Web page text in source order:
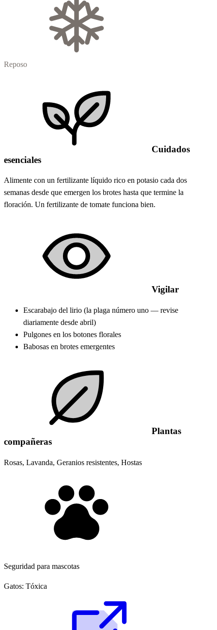
Reposo
Cuidados
esenciales
Alimente con un fertilizante líquido rico en potasio cada dos
semanas desde que emergen los brotes hasta que termine la
floración. Un fertilizante de tomate funciona bien.
Vigilar
Escarabajo del lirio (la plaga número uno — revise
diariamente desde abril)
Pulgones en los botones florales
Babosas en brotes emergentes
Plantas
compañeras
Rosas, Lavanda, Geranios resistentes, Hostas
Seguridad para mascotas
Gatos: Tóxica